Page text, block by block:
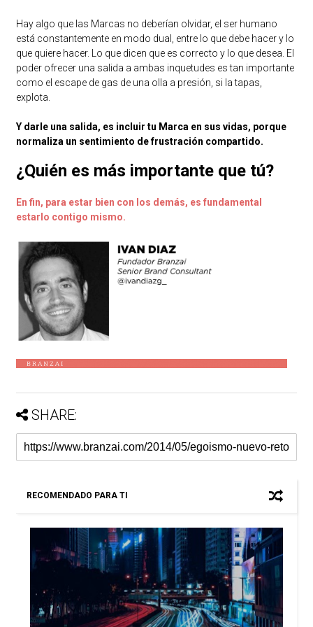
Hay algo que las Marcas no deberían olvidar, el ser humano
está constantemente en modo dual, entre lo que debe hacer y lo
que quiere hacer. Lo que dicen que es correcto y lo que desea. El
poder ofrecer una salida a ambas inquetudes es tan importante
como el escape de gas de una olla a presión, si la tapas,
explota.
Y darle una salida, es incluir tu Marca en sus vidas, porque
normaliza un sentimiento de frustración compartido.
¿Quién es más importante que tú?
En fin, para estar bien con los demás, es fundamental
estarlo contigo mismo.
SHARE:
RECOMENDADO PARA TI